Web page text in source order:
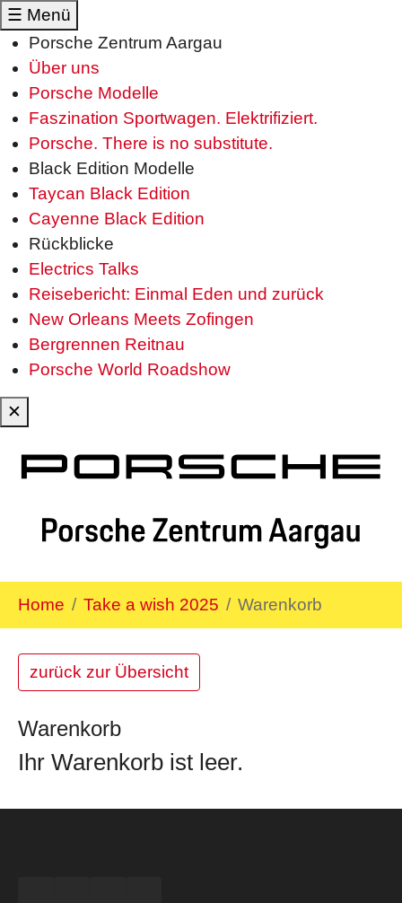
☰ Menü
Porsche Zentrum Aargau
Über uns
Porsche Modelle
Faszination Sportwagen. Elektrifiziert.
Porsche. There is no substitute.
Black Edition Modelle
Taycan Black Edition
Cayenne Black Edition
Rückblicke
Electrics Talks
Reisebericht: Einmal Eden und zurück
New Orleans Meets Zofingen
Bergrennen Reitnau
Porsche World Roadshow
✕
Home Take a wish 2025 Warenkorb
zurück zur Übersicht
Warenkorb
Ihr Warenkorb ist leer.